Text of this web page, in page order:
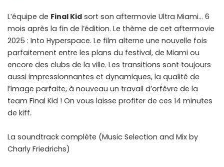
L’équipe de Final Kid sort son aftermovie Ultra Miami… 6
mois après la fin de l’édition. Le thème de cet aftermovie
2025 : Into Hyperspace. Le film alterne une nouvelle fois
parfaitement entre les plans du festival, de Miami ou
encore des clubs de la ville. Les transitions sont toujours
aussi impressionnantes et dynamiques, la qualité de
l’image parfaite, à nouveau un travail d’orfèvre de la
team Final Kid ! On vous laisse profiter de ces 14 minutes
de kiff.
La soundtrack complète (Music Selection and Mix by
Charly Friedrichs)